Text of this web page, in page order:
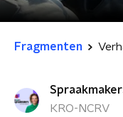
Fragmenten
KRO-NCRV